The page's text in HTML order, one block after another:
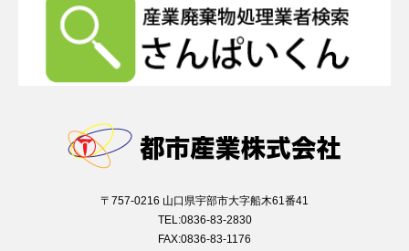
〒757-0216 山口県宇部市大字船木61番41
TEL:0836-83-2830
FAX:0836-83-1176